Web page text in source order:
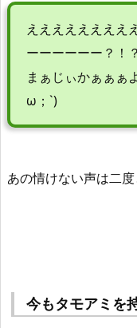
ええええええええ
ーーーーーー？！
まぁじぃかぁぁぁ
ω；`)
あの情けない声は二
今もタモアミを